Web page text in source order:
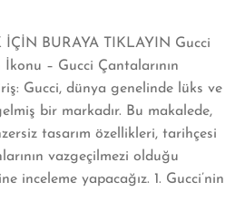
BURAYA TIKLAYIN Gucci
– Gucci Çantalarının
Gucci, dünya genelinde lüks ve
bir markadır. Bu makalede,
tasarım özellikleri, tarihçesi
vazgeçilmezi olduğu
inceleme yapacağız. 1. Gucci’nin